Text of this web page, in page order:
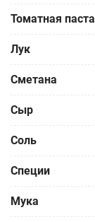
Томатная паста
Лук
Сметана
Сыр
Соль
Специи
Мука